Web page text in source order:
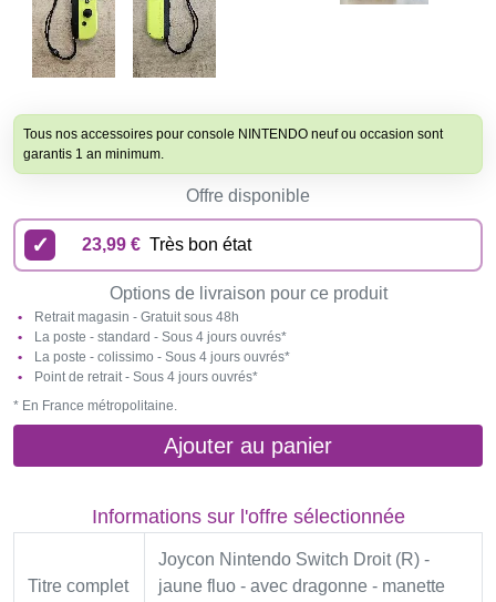
Tous nos accessoires pour console NINTENDO neuf ou occasion sont
garantis 1 an minimum.
Offre disponible
23,99 € Très bon état
Options de livraison pour ce produit
Retrait magasin - Gratuit sous 48h
La poste - standard - Sous 4 jours ouvrés*
La poste - colissimo - Sous 4 jours ouvrés*
Point de retrait - Sous 4 jours ouvrés*
* En France métropolitaine.
Ajouter au panier
Informations sur l'offre sélectionnée
Titre complet
Joycon Nintendo Switch Droit (R) -
jaune fluo - avec dragonne - manette